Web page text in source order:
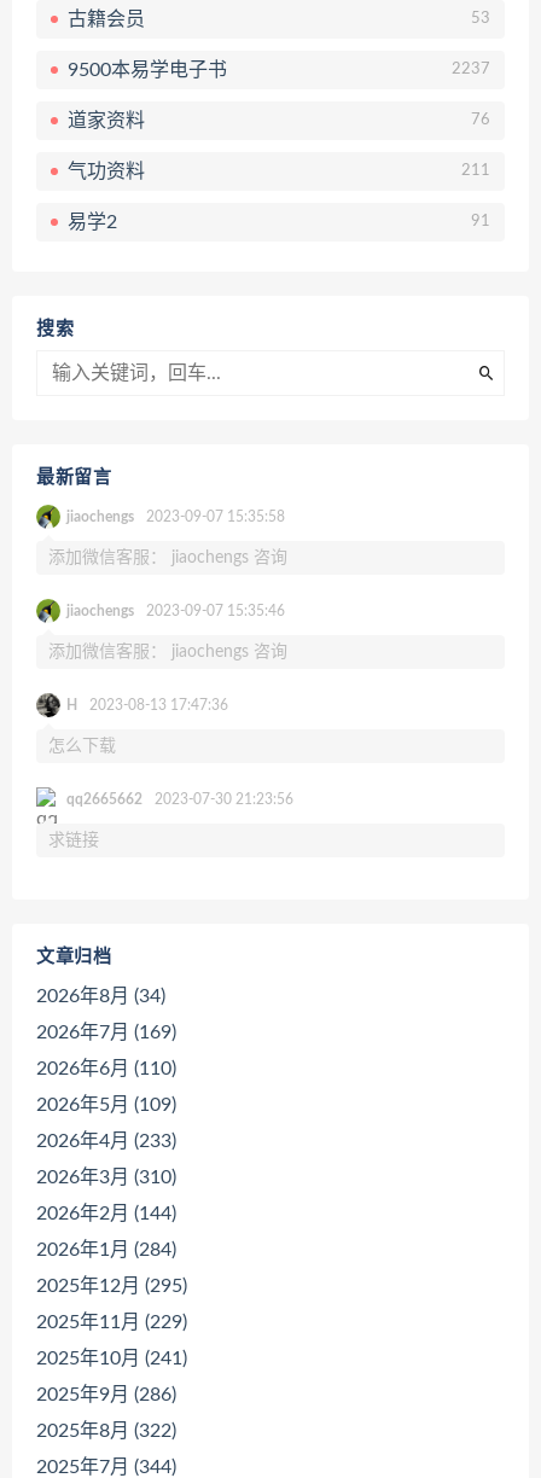
古籍会员 53
9500本易学电子书 2237
道家资料 76
气功资料 211
易学2 91
搜索
最新留言
jiaochengs 2023-09-07 15:35:58
添加微信客服： jiaochengs 咨询
jiaochengs 2023-09-07 15:35:46
添加微信客服： jiaochengs 咨询
H 2023-08-13 17:47:36
怎么下载
qq2665662 2023-07-30 21:23:56
求链接
文章归档
2026年8月 (34)
2026年7月 (169)
2026年6月 (110)
2026年5月 (109)
2026年4月 (233)
2026年3月 (310)
2026年2月 (144)
2026年1月 (284)
2025年12月 (295)
2025年11月 (229)
2025年10月 (241)
2025年9月 (286)
2025年8月 (322)
2025年7月 (344)